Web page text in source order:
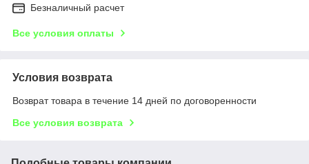
Безналичный расчет
Все условия оплаты
Условия возврата
Возврат товара в течение 14 дней по договоренности
Все условия возврата